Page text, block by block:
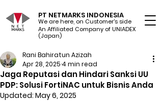
PT NETMARKS INDONESIA
We are here, on Customer's side
An Affiliated Company of UNIADEX Ltd.
(Japan)
Jaga Reputasi dan Hindari Sanksi UU
PDP: Solusi FortiNAC untuk Bisnis Anda
Rani Bahiratun Azizah
Apr 28, 2025 4 min read
Updated: May 6, 2025